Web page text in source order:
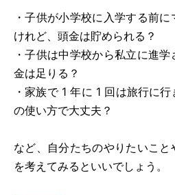
・子供が小学校に入学する前
けれど、頭金は貯められる？
・子供は中学校から私立に進
金は足りる？
・家族で 1 年に 1 回は旅行に
の使い方で大丈夫？
など、自分たちのやりたいこ
を考えてみるといいでしょう。